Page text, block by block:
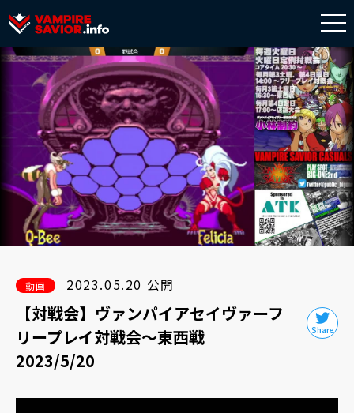
動画 2023.05.20 公開
【対戦会】ヴァンパイアセイヴァーフ
リープレイ対戦会～東西戦
2023/5/20